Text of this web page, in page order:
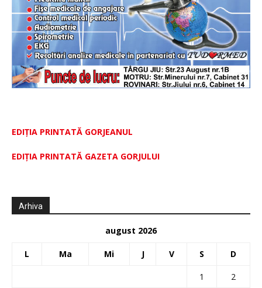
EDIȚIA PRINTATĂ GORJEANUL
EDIŢIA PRINTATĂ GAZETA GORJULUI
Arhiva
august 2026
L Ma Mi J V S D
1 2